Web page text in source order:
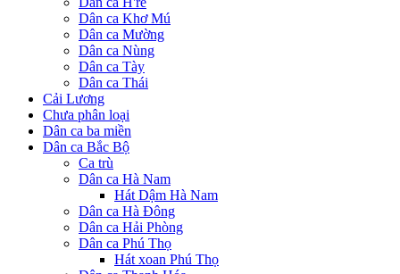
Dân ca Khơ Mú
Dân ca Mường
Dân ca Nùng
Dân ca Tày
Dân ca Thái
Cải Lương
Chưa phân loại
Dân ca ba miền
Dân ca Bắc Bộ
Ca trù
Dân ca Hà Nam
Hát Dậm Hà Nam
Dân ca Hà Đông
Dân ca Hải Phòng
Dân ca Phú Thọ
Hát xoan Phú Thọ